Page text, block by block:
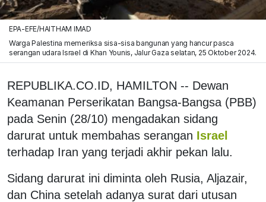
EPA-EFE/HAITHAM IMAD
Warga Palestina memeriksa sisa-sisa bangunan yang hancur pasca
serangan udara Israel di Khan Younis, Jalur Gaza selatan, 25 Oktober 2024.
REPUBLIKA.CO.ID, HAMILTON -- Dewan
Keamanan Perserikatan Bangsa-Bangsa (PBB)
pada Senin (28/10) mengadakan sidang
darurat untuk membahas serangan Israel
terhadap Iran yang terjadi akhir pekan lalu.
Sidang darurat ini diminta oleh Rusia, Aljazair,
dan China setelah adanya surat dari utusan